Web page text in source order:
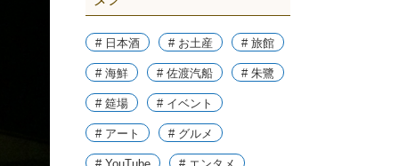
# 日本酒 # お土産 # 旅館
# 海鮮 # 佐渡汽船 # 朱鷺
# 筵場 # イベント
# アート # グルメ